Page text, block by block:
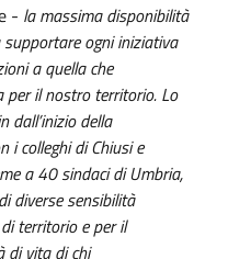
- la massima disponibilità
supportare ogni iniziativa
a quella che
per il nostro territorio. Lo
dall’inizio della
i colleghi di Chiusi e
a 40 sindaci di Umbria,
diverse sensibilità
territorio e per il
di vita di chi